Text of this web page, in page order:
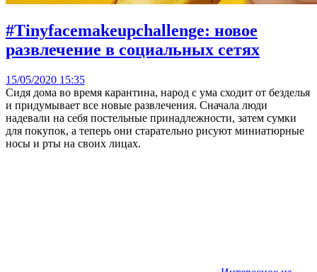
#Tinyfacemakeupchallenge: новое
развлечение в социальных сетях
15/05/2020 15:35
Сидя дома во время карантина, народ с ума сходит от безделья
и придумывает все новые развлечения. Сначала люди
надевали на себя постельные принадлежности, затем сумки
для покупок, а теперь они старательно рисуют миниатюрные
носы и рты на своих лицах.